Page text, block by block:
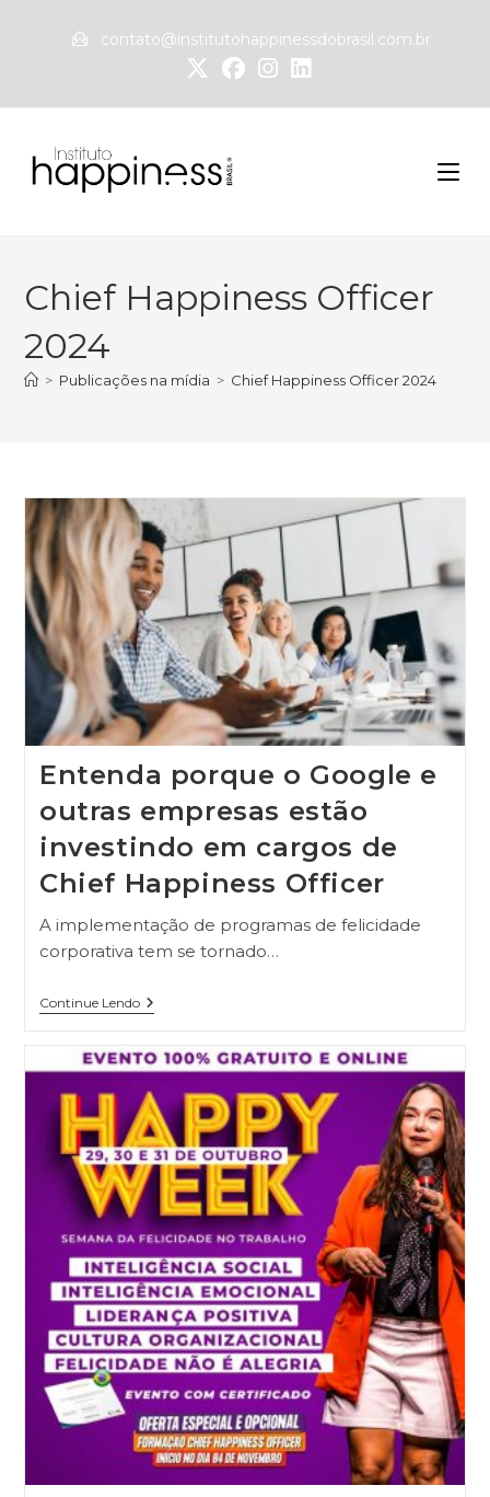
contato@institutohappinessdobrasil.com.br
Chief Happiness Officer
2024
> Publicações na mídia > Chief Happiness Officer 2024
Entenda porque o Google e
outras empresas estão
investindo em cargos de
Chief Happiness Officer
A implementação de programas de felicidade
corporativa tem se tornado…
Continue Lendo